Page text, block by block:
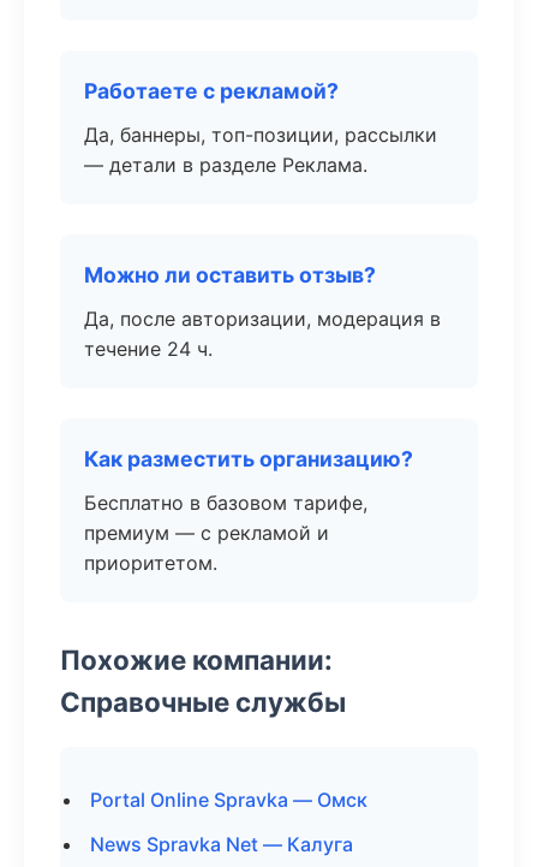
Работаете с рекламой?
Да, баннеры, топ-позиции, рассылки
— детали в разделе Реклама.
Можно ли оставить отзыв?
Да, после авторизации, модерация в
течение 24 ч.
Как разместить организацию?
Бесплатно в базовом тарифе,
премиум — с рекламой и
приоритетом.
Похожие компании:
Справочные службы
Portal Online Spravka — Омск
News Spravka Net — Калуга